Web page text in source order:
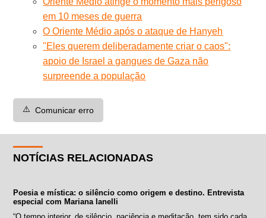
em 10 meses de guerra
O Oriente Médio após o ataque de Hanyeh
"Eles querem deliberadamente criar o caos":
apoio de Israel a gangues de Gaza não
surpreende a população
⚠️ Comunicar erro
NOTÍCIAS RELACIONADAS
Poesia e mística: o silêncio como origem e destino. Entrevista
especial com Mariana Ianelli